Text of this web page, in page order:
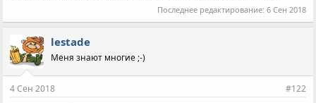
Последнее редактирование: 6 Сен 2018
lestade
Меня знают многие ;-)
4 Сен 2018 #122